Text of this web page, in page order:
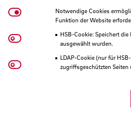
Notwendige Cookies
Notwendige Cookies
Funktion der Website
HSB-Cookie: Speichert
ausgewählt wurden.
LDAP-Cookie (nur für
zugriffsgeschützten Seiten
Matomo
Youtube